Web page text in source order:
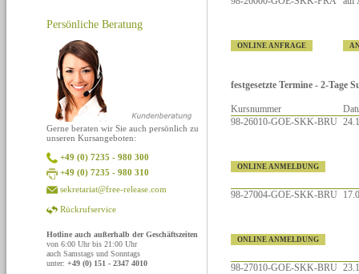
Persönliche Beratung
Gerne beraten wir Sie auch persönlich zu
unseren Kursangeboten:
+49 (0) 7235 - 980 300
+49 (0) 7235 - 980 310
sekretariat@free-release.com
Rückrufservice
Hotline auch außerhalb der Geschäftszeiten
von 6:00 Uhr bis 21:00 Uhr
auch Samstags und Sonntags
unter: +49 (0) 151 - 2347 4010
ONLINE ANFRAGE
festgesetzte Termine - 2-Tage
Kursnummer
98-26010-GOE-SKK-BRU
ONLINE ANMELDUNG
98-27004-GOE-SKK-BRU
ONLINE ANMELDUNG
98-27010-GOE-SKK-BRU